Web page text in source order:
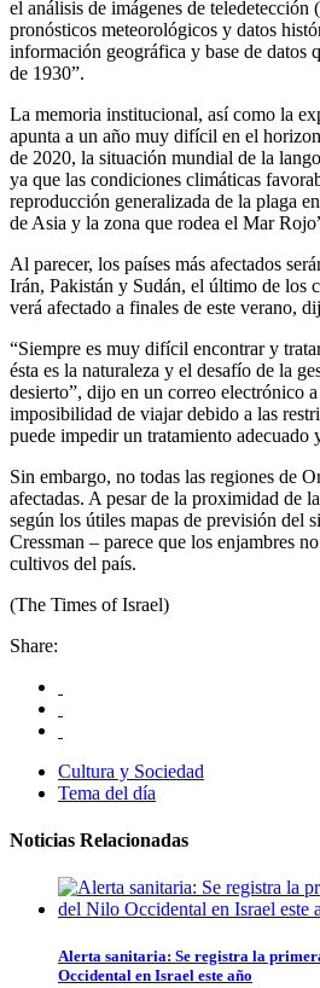
el análisis de imágenes de teledetección
pronósticos meteorológicos y datos
información geográfica y base de datos
de 1930”.
La memoria institucional, así como la
apunta a un año muy difícil en el
de 2020, la situación mundial de la
ya que las condiciones climáticas
reproducción generalizada de la plaga
de Asia y la zona que rodea el Mar
Al parecer, los países más afectados
Irán, Pakistán y Sudán, el último de los
verá afectado a finales de este verano,
“Siempre es muy difícil encontrar y
ésta es la naturaleza y el desafío de la
desierto”, dijo en un correo electrónico a
imposibilidad de viajar debido a las
puede impedir un tratamiento adecuado
Sin embargo, no todas las regiones de
afectadas. A pesar de la proximidad de
según los útiles mapas de previsión del
Cressman – parece que los enjambres
cultivos del país.
(The Times of Israel)
Share:
Cultura y Sociedad
Tema del día
Noticias Relacionadas
Alerta sanitaria: Se registra la
Occidental en Israel este año